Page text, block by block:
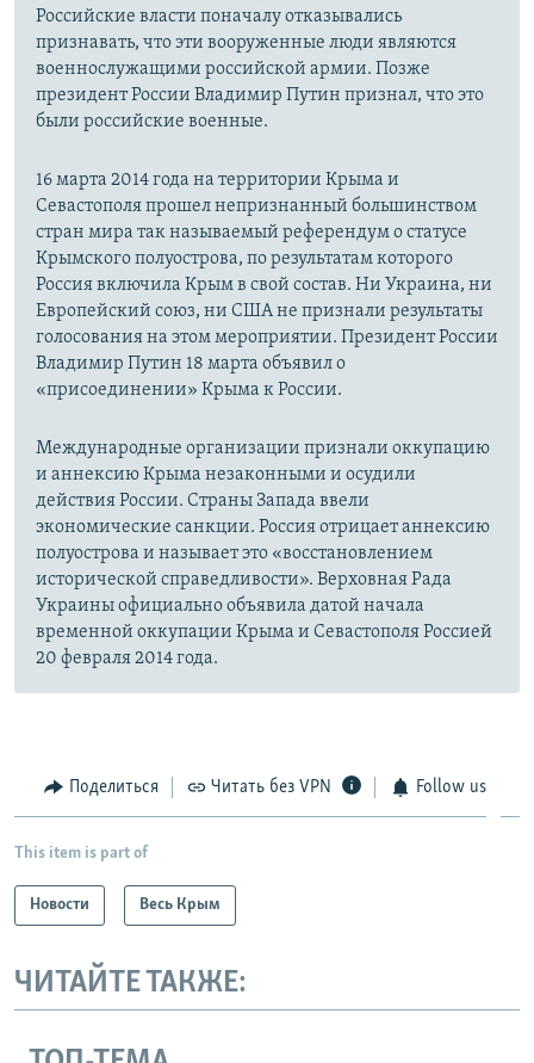
Российские власти поначалу отказывались
признавать, что эти вооруженные люди являются
военнослужащими российской армии. Позже
президент России Владимир Путин признал, что это
были российские военные.
16 марта 2014 года на территории Крыма и
Севастополя прошел непризнанный большинством
стран мира так называемый референдум о статусе
Крымского полуострова, по результатам которого
Россия включила Крым в свой состав. Ни Украина, ни
Европейский союз, ни США не признали результаты
голосования на этом мероприятии. Президент России
Владимир Путин 18 марта объявил о
«присоединении» Крыма к России.
Международные организации признали оккупацию
и аннексию Крыма незаконными и осудили
действия России. Страны Запада ввели
экономические санкции. Россия отрицает аннексию
полуострова и называет это «восстановлением
исторической справедливости». Верховная Рада
Украины официально объявила датой начала
временной оккупации Крыма и Севастополя Россией
20 февраля 2014 года.
Поделиться Читать без VPN Follow us
This item is part of
Новости Весь Крым
ЧИТАЙТЕ ТАКЖЕ: